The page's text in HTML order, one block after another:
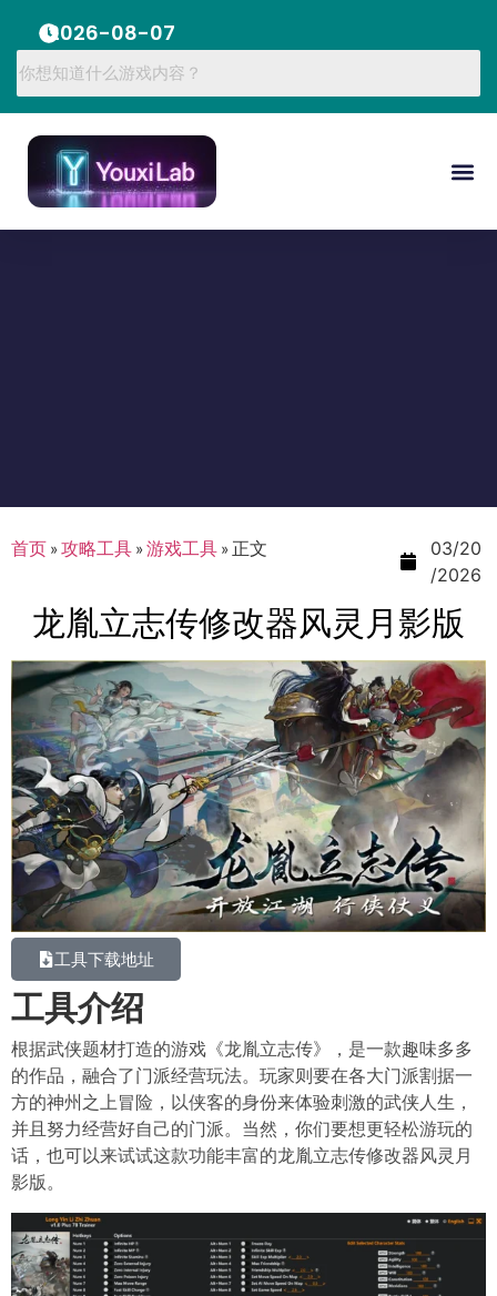
2026-08-07
首页 »攻略工具 »游戏工具 » 正文
03/20
/2026
龙胤立志传修改器风灵月影版
工具下载地址
工具介绍
根据武侠题材打造的游戏《龙胤立志传》，是一款趣味多多
的作品，融合了门派经营玩法。玩家则要在各大门派割据一
方的神州之上冒险，以侠客的身份来体验刺激的武侠人生，
并且努力经营好自己的门派。当然，你们要想更轻松游玩的
话，也可以来试试这款功能丰富的龙胤立志传修改器风灵月
影版。